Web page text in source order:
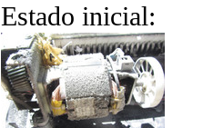
Estado inicial: